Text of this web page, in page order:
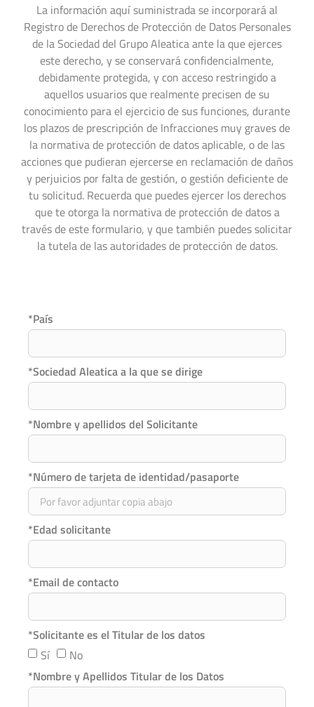
La información aquí suministrada se incorporará al
Registro de Derechos de Protección de Datos Personales
de la Sociedad del Grupo Aleatica ante la que ejerces
este derecho, y se conservará confidencialmente,
debidamente protegida, y con acceso restringido a
aquellos usuarios que realmente precisen de su
conocimiento para el ejercicio de sus funciones, durante
los plazos de prescripción de Infracciones muy graves de
la normativa de protección de datos aplicable, o de las
acciones que pudieran ejercerse en reclamación de daños
y perjuicios por falta de gestión, o gestión deficiente de
tu solicitud. Recuerda que puedes ejercer los derechos
que te otorga la normativa de protección de datos a
través de este formulario, y que también puedes solicitar
la tutela de las autoridades de protección de datos.
*País
*Sociedad Aleatica a la que se dirige
*Nombre y apellidos del Solicitante
*Número de tarjeta de identidad/pasaporte
*Edad solicitante
*Email de contacto
*Solicitante es el Titular de los datos
Sí
No
*Nombre y Apellidos Titular de los Datos